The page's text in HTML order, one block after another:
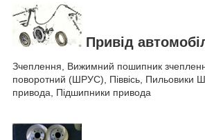
Привід
Зчеплення, Вижимний пошипник
поворотний (ШРУС), Піввісь, Пильовики
привода, Підшипники привода